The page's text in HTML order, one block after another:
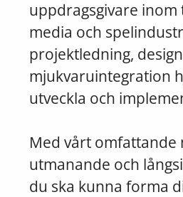
uppdragsgivare
media och
projektledning,
mjukvaruintegration
utveckla och
Med vårt omfattande
utmanande och
du ska kunna forma